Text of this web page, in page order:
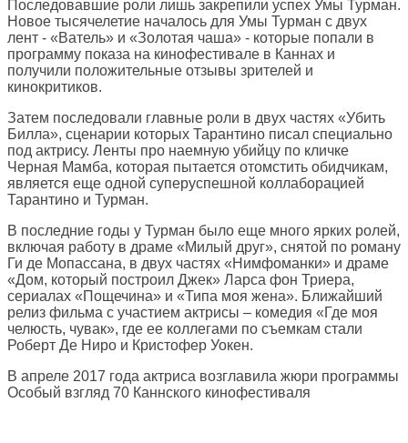
Последовавшие роли лишь закрепили успех Умы Турман.
Новое тысячелетие началось для Умы Турман с двух
лент - «Ватель» и «Золотая чаша» - которые попали в
программу показа на кинофестивале в Каннах и
получили положительные отзывы зрителей и
кинокритиков.
Затем последовали главные роли в двух частях «Убить
Билла», сценарии которых Тарантино писал специально
под актрису. Ленты про наемную убийцу по кличке
Черная Мамба, которая пытается отомстить обидчикам,
является еще одной суперуспешной коллаборацией
Тарантино и Турман.
В последние годы у Турман было еще много ярких ролей,
включая работу в драме «Милый друг», снятой по роману
Ги де Мопассана, в двух частях «Нимфоманки» и драме
«Дом, который построил Джек» Ларса фон Триера,
сериалах «Пощечина» и «Типа моя жена». Ближайший
релиз фильма с участием актрисы – комедия «Где моя
челюсть, чувак», где ее коллегами по съемкам стали
Роберт Де Ниро и Кристофер Уокен.
В апреле 2017 года актриса возглавила жюри программы
Особый взгляд 70 Каннского кинофестиваля